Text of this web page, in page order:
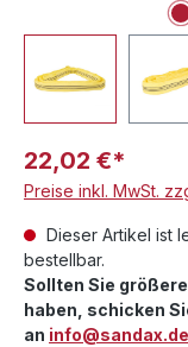
22,02 €*
Preise inkl. MwSt.
Dieser Artikel ist
bestellbar.
Sollten Sie
haben, schicken
an info@sandax.de